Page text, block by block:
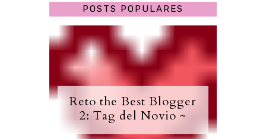
POSTS POPULARES
Reto the Best Blogger
2: Tag del Novio ~